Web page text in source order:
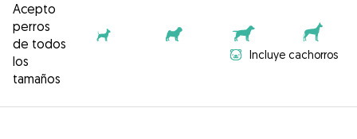
Acepto
perros
de todos
los
tamaños
Incluye cachorros